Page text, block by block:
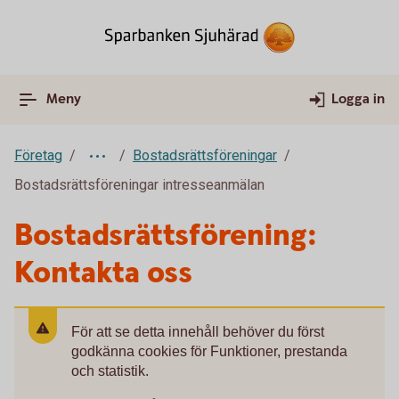
Meny Logga in
Företag
Bostadsrättsföreningar
Bostadsrättsföreningar intresseanmälan
Bostadsrättsförening:
Kontakta oss
För att se detta innehåll behöver du först
godkänna cookies för Funktioner, prestanda
och statistik.